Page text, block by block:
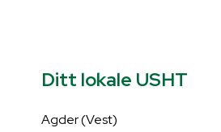
Ditt lokale USHT
Agder (Vest)